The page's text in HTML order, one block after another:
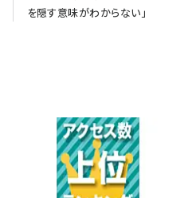
を隠す意味がわからない」